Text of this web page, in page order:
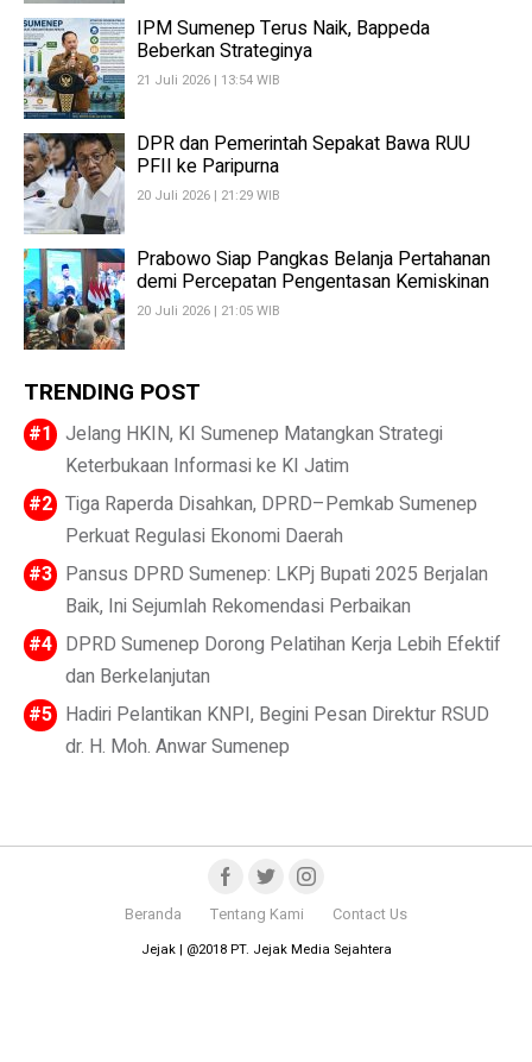
IPM Sumenep Terus Naik, Bappeda
Beberkan Strateginya
21 Juli 2026 | 13:54 WIB
DPR dan Pemerintah Sepakat Bawa RUU
PFII ke Paripurna
20 Juli 2026 | 21:29 WIB
Prabowo Siap Pangkas Belanja Pertahanan
demi Percepatan Pengentasan Kemiskinan
20 Juli 2026 | 21:05 WIB
TRENDING POST
Jelang HKIN, KI Sumenep Matangkan Strategi
Keterbukaan Informasi ke KI Jatim
Tiga Raperda Disahkan, DPRD–Pemkab Sumenep
Perkuat Regulasi Ekonomi Daerah
Pansus DPRD Sumenep: LKPj Bupati 2025 Berjalan
Baik, Ini Sejumlah Rekomendasi Perbaikan
DPRD Sumenep Dorong Pelatihan Kerja Lebih Efektif
dan Berkelanjutan
Hadiri Pelantikan KNPI, Begini Pesan Direktur RSUD
dr. H. Moh. Anwar Sumenep
Beranda Tentang Kami Contact Us
Jejak | @2018 PT. Jejak Media Sejahtera